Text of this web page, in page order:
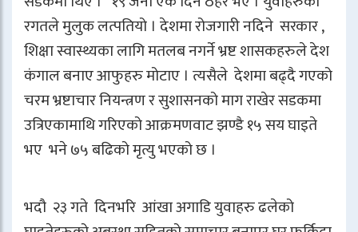
रगतले मुलुक लत्पतियो । देशमा रोजगारी नदिने सरकार ,
शिक्षा स्वास्थ्यका लागि मतलब नगर्ने भ्रष्ट शासकहरुले देश
कंगाल बनाए आफुहरु मोटाए । त्यसैले देशमा बढ्दै गएको
चरम भ्रष्टाचार नियन्त्रण र सुशासनको माग राखेर सडकमा
उत्रिएकामाथि गरिएको आक्रमणवाट झण्डै १५ सय घाइते
भए भने ७५ बढिको मृत्यु भएको छ ।
भदौ २३ गते दिनभरि आंखा अगाडि युवाहरु ढलेको